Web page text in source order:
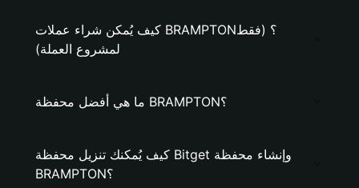
كيف يُمكن شراء عملات BRAMPTON؟ (فقط
لمشروع العملة)
ما هي أفضل محفظة BRAMPTON؟
كيف يُمكنك تنزيل محفظة Bitget وإنشاء محفظة
BRAMPTON؟